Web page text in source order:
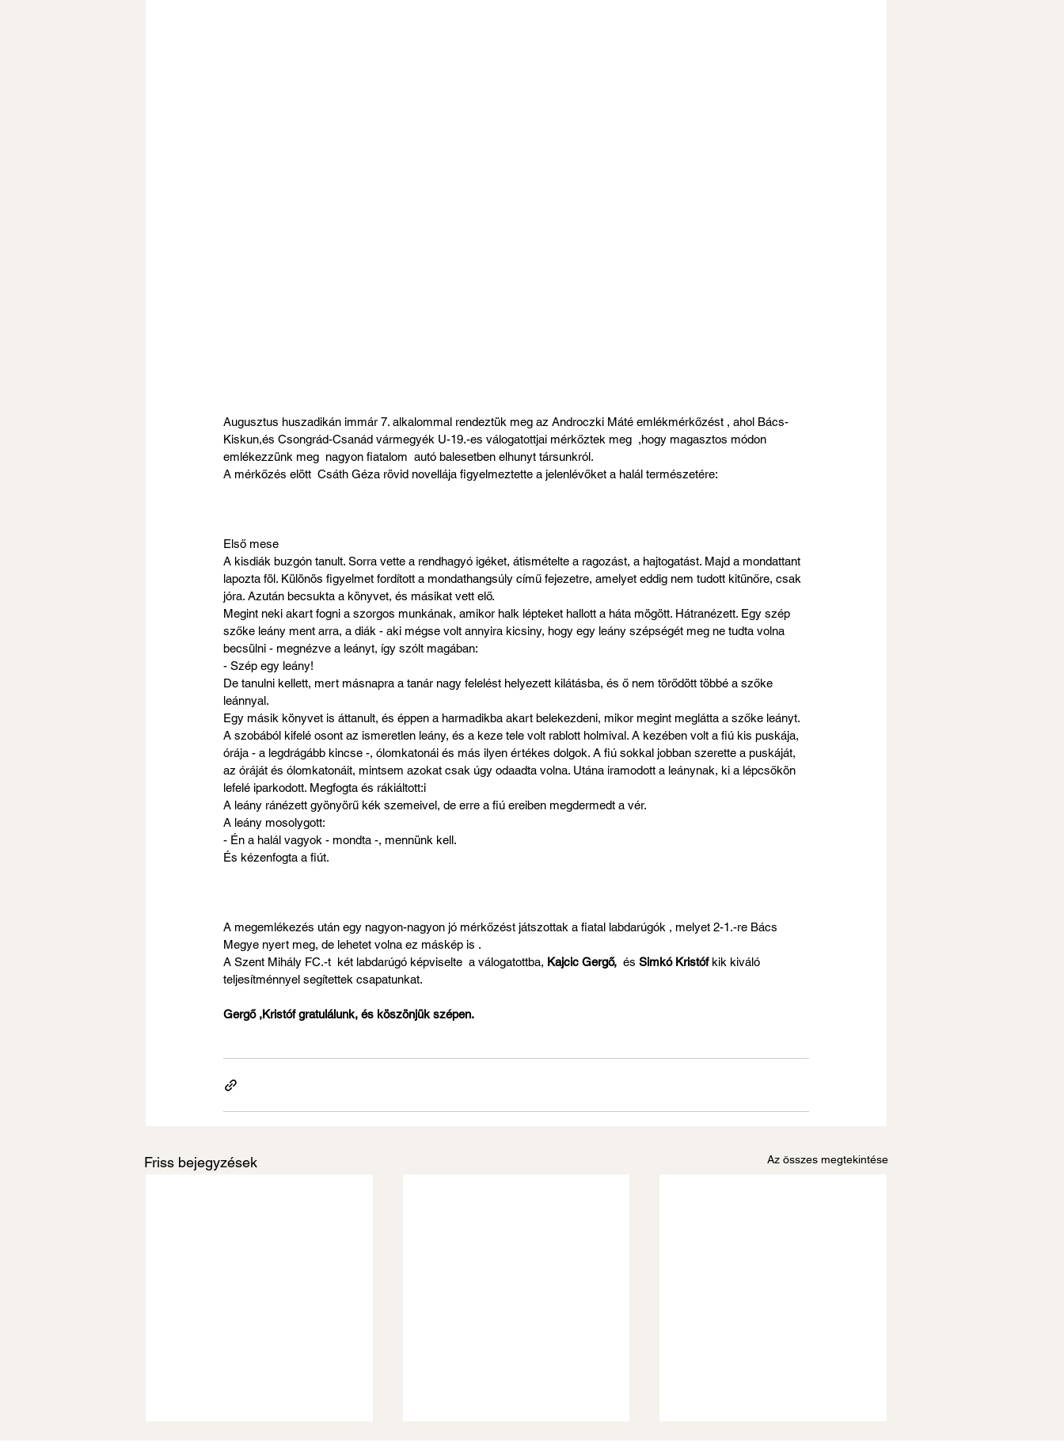
Augusztus huszadikán immár 7. alkalommal rendeztük meg az Androczki Máté emlékmérkőzést , ahol Bács-
Kiskun,és Csongrád-Csanád vármegyék U-19.-es válogatottjai mérkőztek meg  ,hogy magasztos módon
emlékezzünk meg  nagyon fiatalom  autó balesetben elhunyt társunkról.
A mérkőzés elött  Csáth Géza rövid novellája figyelmeztette a jelenlévőket a halál természetére:
Első mese
A kisdiák buzgón tanult. Sorra vette a rendhagyó igéket, átismételte a ragozást, a hajtogatást. Majd a mondattant
lapozta föl. Különös figyelmet fordított a mondathangsúly című fejezetre, amelyet eddig nem tudott kitűnőre, csak
jóra. Azután becsukta a könyvet, és másikat vett elő.
Megint neki akart fogni a szorgos munkának, amikor halk lépteket hallott a háta mögött. Hátranézett. Egy szép
szőke leány ment arra, a diák - aki mégse volt annyira kicsiny, hogy egy leány szépségét meg ne tudta volna
becsülni - megnézve a leányt, így szólt magában:
- Szép egy leány!
De tanulni kellett, mert másnapra a tanár nagy felelést helyezett kilátásba, és ő nem törődött többé a szőke
leánnyal.
Egy másik könyvet is áttanult, és éppen a harmadikba akart belekezdeni, mikor megint meglátta a szőke leányt.
A szobából kifelé osont az ismeretlen leány, és a keze tele volt rablott holmival. A kezében volt a fiú kis puskája,
órája - a legdrágább kincse -, ólomkatonái és más ilyen értékes dolgok. A fiú sokkal jobban szerette a puskáját,
az óráját és ólomkatonáit, mintsem azokat csak úgy odaadta volna. Utána iramodott a leánynak, ki a lépcsőkön
lefelé iparkodott. Megfogta és rákiáltott:i
A leány ránézett gyönyörű kék szemeivel, de erre a fiú ereiben megdermedt a vér.
A leány mosolygott:
- Én a halál vagyok - mondta -, mennünk kell.
És kézenfogta a fiút.
A megemlékezés után egy nagyon-nagyon jó mérkőzést játszottak a fiatal labdarúgók , melyet 2-1.-re Bács
Megye nyert meg, de lehetet volna ez máskép is .
A Szent Mihály FC.-t  két labdarúgó képviselte  a válogatottba, Kajcic Gergő,
  és
Simkó Kristóf kik kiváló
teljesítménnyel segítettek csapatunkat.
Gergő ,Kristóf gratulálunk, és köszönjük szépen.
Friss bejegyzések Az összes megtekintése